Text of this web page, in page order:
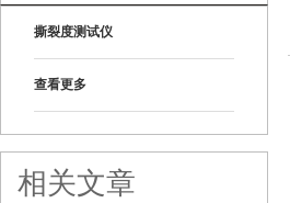
撕裂度测试仪
查看更多
相关文章